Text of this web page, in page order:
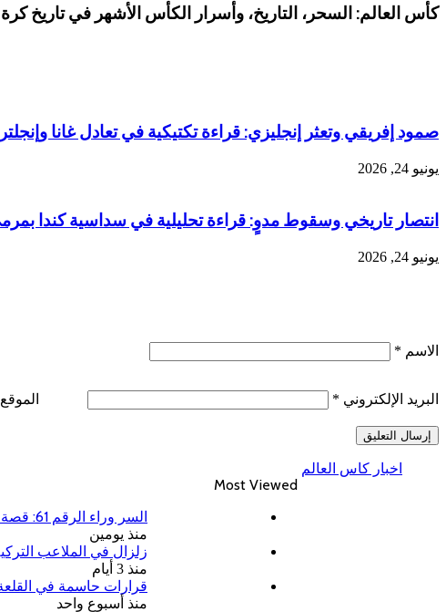
كأس العالم: السحر، التاريخ، وأسرار الكأس الأشهر في تاريخ
صمود إفريقي وتعثر إنجليزي: قراءة تكتيكية في تعادل غانا وإنجلترا
يونيو 24, 2026
انتصار تاريخي وسقوط مدوٍ: قراءة تحليلية في سداسية كندا
يونيو 24, 2026
الاسم *
البريد الإلكتروني *
اخبار كاس العالم
Most Viewed
السر وراء الرقم 61: قصة ظهور محمد صلاح بقميص طرابزون سبور التركي
منذ يومين
زلزال في الملاعب
منذ 3 أيام
قرارات حاسمة في
منذ أسبوع واحد